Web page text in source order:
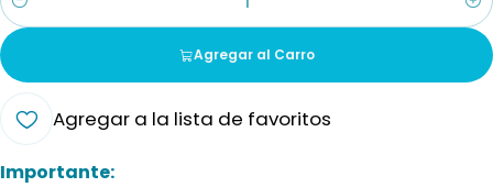
Cantidad
Agregar al Carro
Agregar a la lista de favoritos
Importante: